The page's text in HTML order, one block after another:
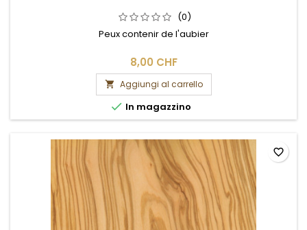
(0)
Peux contenir de l'aubier
8,00 CHF
 Aggiungi al carrello
 In magazzino
favorite_border